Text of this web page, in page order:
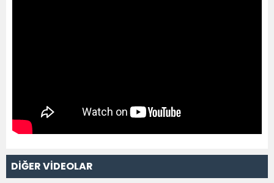
DİĞER VİDEOLAR